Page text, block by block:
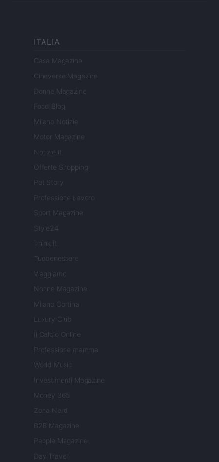
ITALIA
Casa Magazine
Cineverse Magazine
Donne Magazine
Food Blog
Milano Notizie
Motor Magazine
Notizie.it
Offerte Shopping
Pet Story
Professione Lavoro
Sport Magazine
Style24
Think.it
Tuobenessere
Viaggiamo
Nonne Magazine
Milano Cortina
Luxury Club
Il Calcio Online
Professione mamma
World Music
Investimenti Magazine
Money 365
Zona Nerd
B2B Magazine
People Magazine
Day Travel